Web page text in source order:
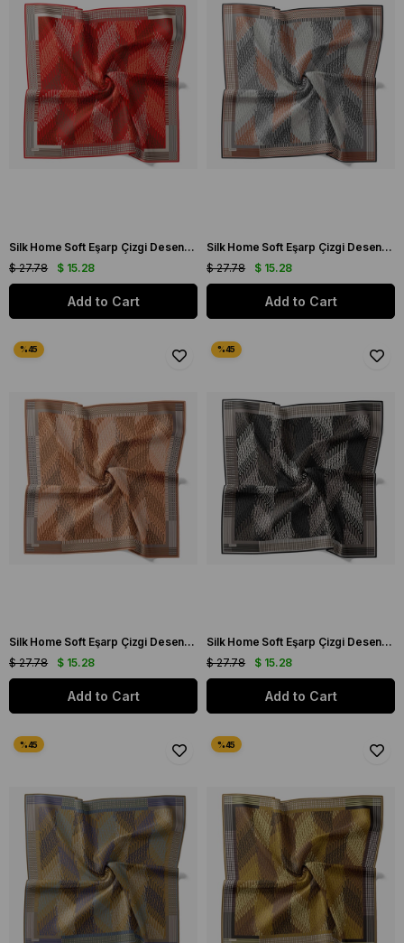
Silk Home Soft Eşarp Çizgi Desenli Kırmızı - Vizon
$ 15.28
$ 27.78
Add to Cart
Silk Home Soft Eşarp Çizgi Desenli Gri - Taba
$ 15.28
$ 27.78
Add to Cart
Silk Home Soft Eşarp Çizgi Desenli Vizon - Yavruağzı
$ 15.28
$ 27.78
Add to Cart
Silk Home Soft Eşarp Çizgi Desenli Siyah - Gri
$ 15.28
$ 27.78
Add to Cart